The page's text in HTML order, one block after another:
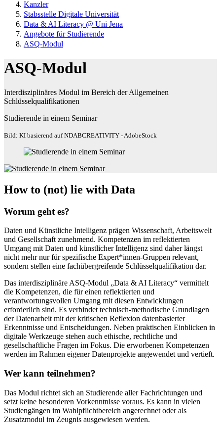
Kanzler
Stabsstelle Digitale Universität
Data & AI Literacy @ Uni Jena
Angebote für Studierende
ASQ-Modul
ASQ-Modul
Interdisziplinäres Modul im Bereich der Allgemeinen
Schlüsselqualifikationen
Studierende in einem Seminar
Bild: KI basierend auf NDABCREATIVITY - AdobeStock
How to (not) lie with Data
Worum geht es?
Daten und Künstliche Intelligenz prägen Wissenschaft, Arbeitswelt
und Gesellschaft zunehmend. Kompetenzen im reflektierten
Umgang mit Daten und künstlicher Intelligenz sind daher längst
nicht mehr nur für spezifische Expert*innen-Gruppen relevant,
sondern stellen eine fachübergreifende Schlüsselqualifikation dar.
Das interdisziplinäre ASQ-Modul „Data & AI Literacy“ vermittelt
die Kompetenzen, die für einen reflektierten und
verantwortungsvollen Umgang mit diesen Entwicklungen
erforderlich sind. Es verbindet technisch-methodische Grundlagen
der Datenarbeit mit der kritischen Reflexion datenbasierter
Erkenntnisse und Entscheidungen. Neben praktischen Einblicken in
digitale Werkzeuge stehen auch ethische, rechtliche und
gesellschaftliche Fragen im Fokus. Die erworbenen Kompetenzen
werden im Rahmen eigener Datenprojekte angewendet und vertieft.
Wer kann teilnehmen?
Das Modul richtet sich an Studierende aller Fachrichtungen und
setzt keine besonderen Vorkenntnisse voraus. Es kann in vielen
Studiengängen im Wahlpflichtbereich angerechnet oder als
Zusatzmodul im Zeugnis ausgewiesen werden.